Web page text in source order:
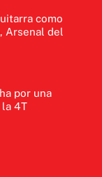
como
Arsenal del
por una
4T